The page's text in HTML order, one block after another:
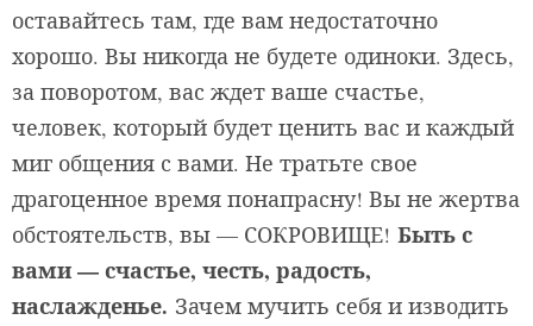
оставайтесь там, где вам недостаточно
хорошо. Вы никогда не будете одиноки. Здесь,
за поворотом, вас ждет ваше счастье,
человек, который будет ценить вас и каждый
миг общения с вами. Не тратьте свое
драгоценное время понапрасну! Вы не жертва
обстоятельств, вы — СОКРОВИЩЕ! Быть с
вами — счастье, честь, радость,
наслажденье. Зачем мучить себя и изводить